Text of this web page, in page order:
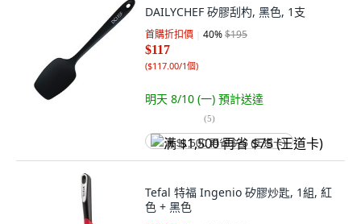
DAILYCHEF 矽膠刮杓, 黑色, 1支
首購折扣價 40%$195
$117
($117.00/1個)
明天 8/10 (一) 預計送達
(5)
满 $1,500 再省 $75 (王道卡)
Tefal 特福 Ingenio 矽膠炒匙, 1組, 紅
色 + 黑色